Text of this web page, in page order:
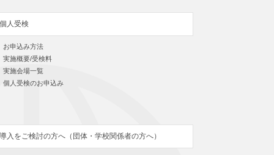
個人受検
お申込み方法
実施概要/受検料
実施会場一覧
個人受検のお申込み
導入をご検討の方へ（団体・学校関係者の方へ）